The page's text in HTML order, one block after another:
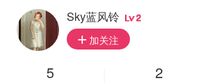
🇮🇹
Sky蓝风铃 2
加关注
5 2